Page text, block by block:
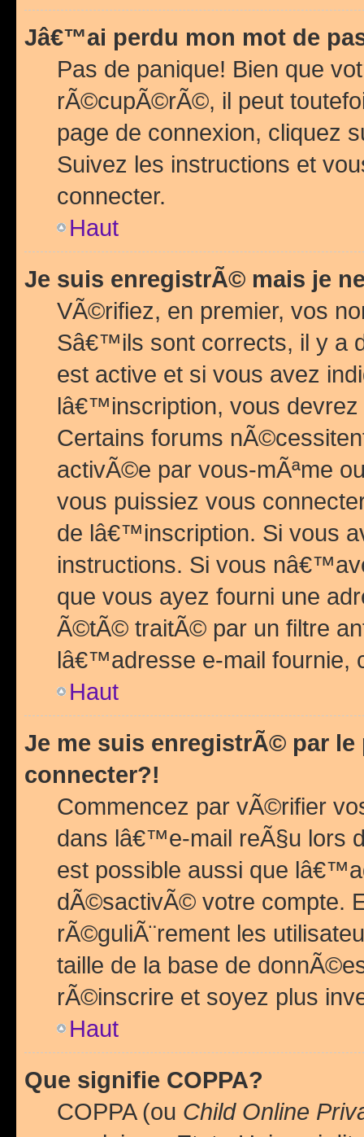
Jâ€™ai perdu mon mot de
Pas de panique! Bien que
rÃ©cupÃ©rÃ©, il peut
page de connexion, cliquez
Suivez les instructions et
connecter.
Haut
Je suis enregistrÃ© mais je
VÃ©rifiez, en premier, vos
Sâ€™ils sont corrects, il y a
est active et si vous avez
lâ€™inscription, vous
Certains forums
activÃ©e par vous-mÃªme
vous puissiez vous
de lâ€™inscription. Si vous
instructions. Si vous
que vous ayez fourni une
Ã©tÃ© traitÃ© par un filtre
lâ€™adresse e-mail fournie,
Haut
Je me suis enregistrÃ© par
connecter?!
Commencez par vÃ©rifier
dans lâ€™e-mail reÃ§u lors
est possible aussi que
dÃ©sactivÃ© votre compte.
rÃ©guliÃ¨rement les
taille de la base de
rÃ©inscrire et soyez plus
Haut
Que signifie COPPA?
COPPA (ou Child Online